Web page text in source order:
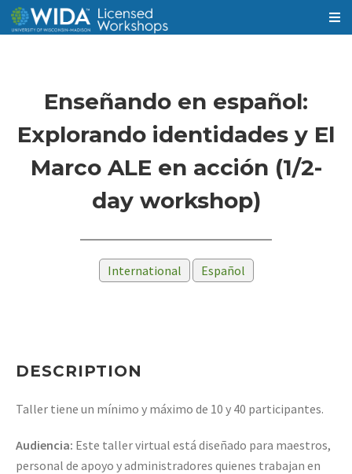
Enseñando en español:
Explorando identidades y El
Marco ALE en acción (1/2-
day workshop)
International Español
DESCRIPTION
Taller tiene un mínimo y máximo de 10 y 40 participantes.
Audiencia: Este taller virtual está diseñado para maestros,
personal de apoyo y administradores quienes trabajan en